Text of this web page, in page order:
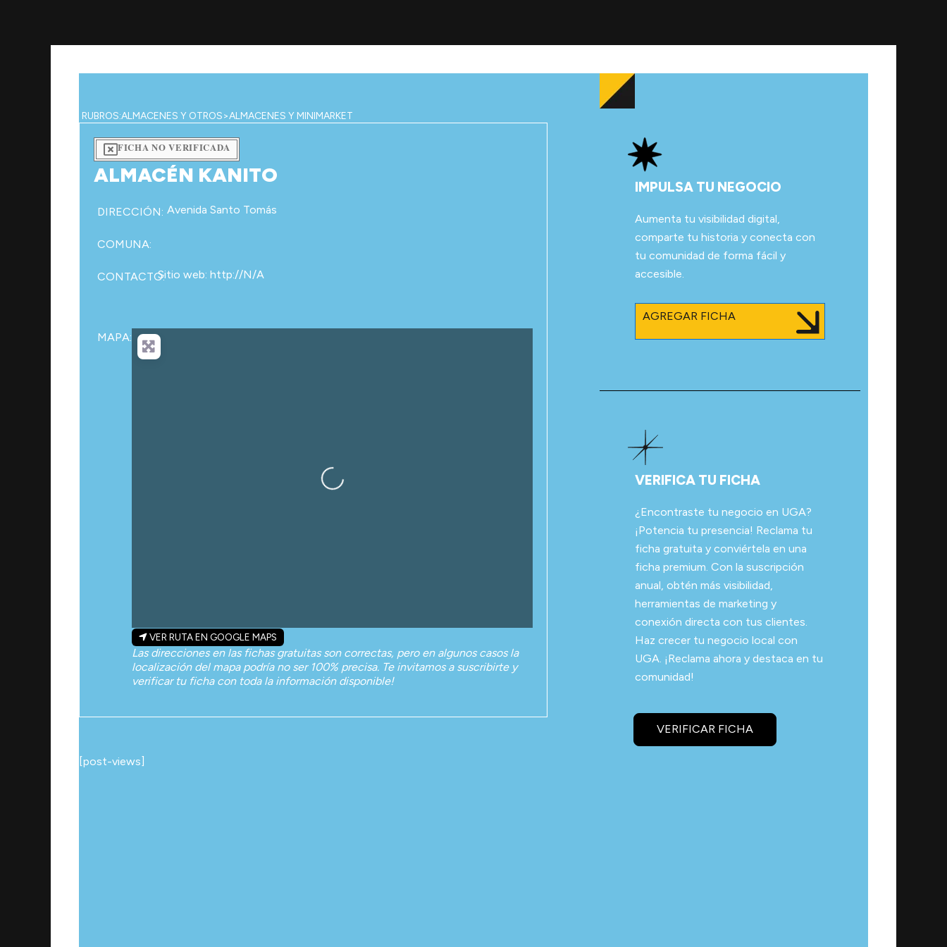
contenido
RUBROS:ALMACENES Y OTROS>ALMACENES Y MINIMARKET
FICHA NO VERIFICADA
ALMACÉN KANITO
DIRECCIÓN: Avenida Santo Tomás
COMUNA:
CONTACTO:Sitio web: http://N/A
MAPA:
Cargando…
VER RUTA EN GOOGLE MAPS
Las direcciones en las fichas gratuitas son correctas, pero en algunos casos la
localización del mapa podría no ser 100% precisa. Te invitamos a suscribirte y
verificar tu ficha con toda la información disponible!
[post-views]
IMPULSA TU NEGOCIO
Aumenta tu visibilidad digital,
comparte tu historia y conecta con
tu comunidad de forma fácil y
accesible.
AGREGAR FICHA
VERIFICA TU FICHA
¿Encontraste tu negocio en UGA?
¡Potencia tu presencia! Reclama tu
ficha gratuita y conviértela en una
ficha premium. Con la suscripción
anual, obtén más visibilidad,
herramientas de marketing y
conexión directa con tus clientes.
Haz crecer tu negocio local con
UGA. ¡Reclama ahora y destaca en tu
comunidad!
VERIFICAR FICHA